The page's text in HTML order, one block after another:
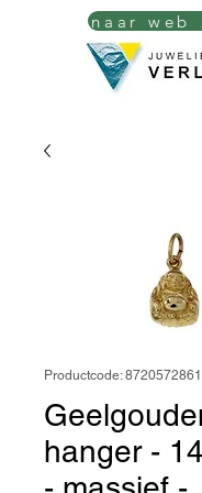
Productcode:
hanger -